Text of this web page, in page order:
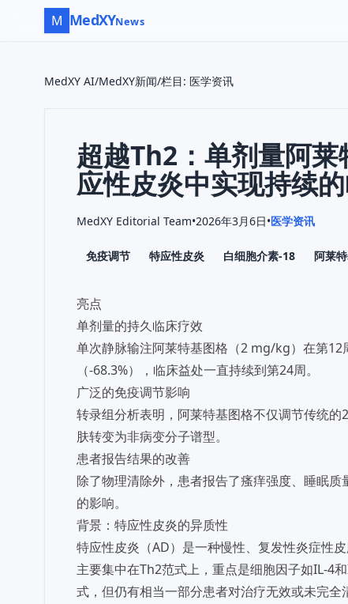
M MedXYNews
MedXY AI/MedXY新闻/栏目: 医学资讯
超越Th2：单剂量阿
应性皮炎中实现持续
MedXY Editorial Team•2026年3月6日•医学资讯
免疫调节 特应性皮炎 白细胞介素-18 阿莱
亮点
单剂量的持久临床疗效
单次静脉输注阿莱特基图格（2 mg/kg）在第12
（-68.3%），临床益处一直持续到第24周。
广泛的免疫调节影响
转录组分析表明，阿莱特基图格不仅调节传统
肤转变为非病变分子谱型。
患者报告结果的改善
除了物理清除外，患者报告了瘙痒强度、睡眠
的影响。
背景：特应性皮炎的异质性
特应性皮炎（AD）是一种慢性、复发性炎症性
主要集中在Th2范式上，重点是细胞因子如IL-4
式，但仍有相当一部分患者对治疗无效或未完